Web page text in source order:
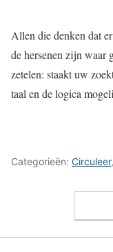
Allen die denken dat
de hersenen zijn
zetelen: staakt uw
taal en de logica
Categorieën: Circuleer,